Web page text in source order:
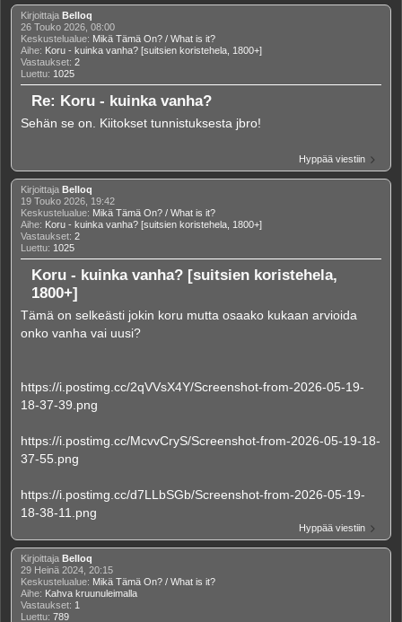
Kirjoittaja Belloq
26 Touko 2026, 08:00
Keskustelualue: Mikä Tämä On? / What is it?
Aihe: Koru - kuinka vanha? [suitsien koristehela, 1800+]
Vastaukset: 2
Luettu: 1025
Re: Koru - kuinka vanha?
Sehän se on. Kiitokset tunnistuksesta jbro!
Hyppää viestiin
Kirjoittaja Belloq
19 Touko 2026, 19:42
Keskustelualue: Mikä Tämä On? / What is it?
Aihe: Koru - kuinka vanha? [suitsien koristehela, 1800+]
Vastaukset: 2
Luettu: 1025
Koru - kuinka vanha? [suitsien koristehela,
1800+]
Tämä on selkeästi jokin koru mutta osaako kukaan arvioida
onko vanha vai uusi?
https://i.postimg.cc/2qVVsX4Y/Screenshot-from-2026-05-19-
18-37-39.png
https://i.postimg.cc/McvvCryS/Screenshot-from-2026-05-19-18-
37-55.png
https://i.postimg.cc/d7LLbSGb/Screenshot-from-2026-05-19-
18-38-11.png
Hyppää viestiin
Kirjoittaja Belloq
29 Heinä 2024, 20:15
Keskustelualue: Mikä Tämä On? / What is it?
Aihe: Kahva kruunuleimalla
Vastaukset: 1
Luettu: 789